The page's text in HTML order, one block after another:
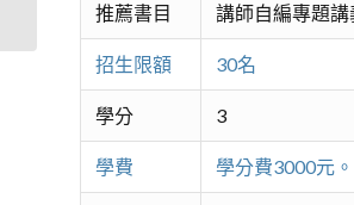
推薦書目 講師自編專題講
招生限額 30名
學分 3
學費 學分費3000元